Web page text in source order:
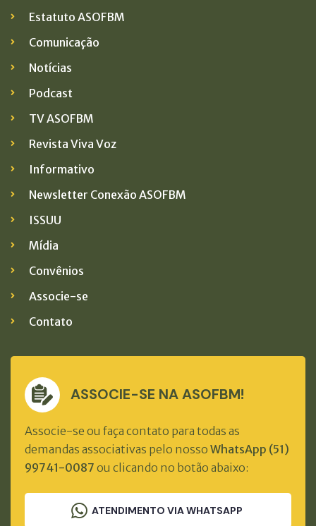
Estatuto ASOFBM
Comunicação
Notícias
Podcast
TV ASOFBM
Revista Viva Voz
Informativo
Newsletter Conexão ASOFBM
ISSUU
Mídia
Convênios
Associe-se
Contato
ASSOCIE-SE NA ASOFBM!
Associe-se ou faça contato para todas as
demandas associativas pelo nosso WhatsApp (51)
99741-0087 ou clicando no botão abaixo:
ATENDIMENTO VIA WHATSAPP